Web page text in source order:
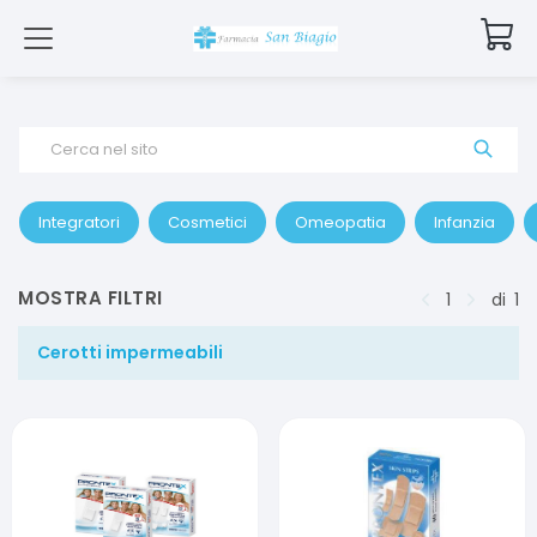
Cerca nel sito
Integratori Cosmetici Omeopatia Infanzia
MOSTRA FILTRI 1 di 1
Cerotti impermeabili